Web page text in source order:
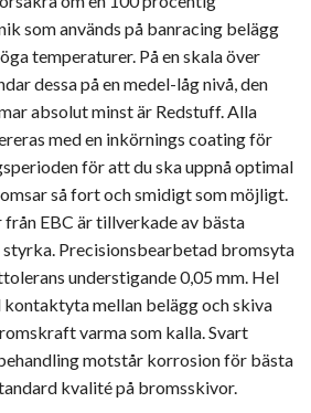
som används på banracing belägg
temperaturer. På en skala över
dessa på en medel-låg nivå, den
absolut minst är Redstuff. Alla
med en inkörnings coating för
för att du ska uppnå optimal
så fort och smidigt som möjligt.
EBC är tillverkade av bästa
Precisionsbearbetad bromsyta
understigande 0,05 mm. Hel
mellan belägg och skiva
varma som kalla. Svart
motstår korrosion för bästa
kvalité på bromsskivor.